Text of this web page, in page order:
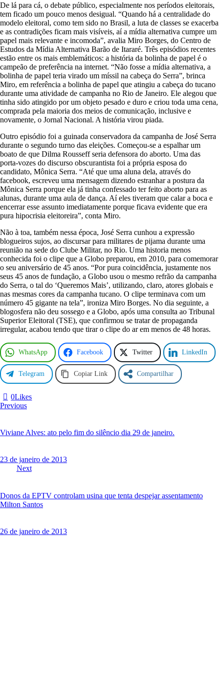
De lá para cá, o debate público, especialmente nos períodos eleitorais,
tem ficado um pouco menos desigual. “Quando há a centralidade do
modelo eleitoral, como tem sido no Brasil, a luta de classes se exacerba
e as contradições ficam mais visíveis, aí a mídia alternativa cumpre um
papel mais relevante e incomoda”, avalia Miro Borges, do Centro de
Estudos da Mídia Alternativa Barão de Itararé. Três episódios recentes
estão entre os mais emblemáticos: a história da bolinha de papel é o
campeão de preferência na internet. “Não fosse a mídia alternativa, a
bolinha de papel teria virado um míssil na cabeça do Serra”, brinca
Miro, em referência a bolinha de papel que atingiu a cabeça do tucano
durante uma atividade de campanha no Rio de Janeiro. Ele alegou que
tinha sido atingido por um objeto pesado e duro e criou toda uma cena,
comprada pela maioria dos meios de comunicação, inclusive e
novamente, o Jornal Nacional. A história virou piada.
Outro episódio foi a guinada conservadora da campanha de José Serra
durante o segundo turno das eleições. Começou-se a espalhar um
boato de que Dilma Rousseff seria defensora do aborto. Uma das
porta-vozes do discurso obscurantista foi a própria esposa do
candidato, Mônica Serra. “Até que uma aluna dela, através do
facebook, escreveu uma mensagem dizendo estranhar a postura da
Mônica Serra porque ela já tinha confessado ter feito aborto para as
alunas, durante uma aula de dança. Aí eles tiveram que calar a boca e
encerrar esse assunto imediatamente porque ficava evidente que era
pura hipocrisia eleitoreira”, conta Miro.
Não à toa, também nessa época, José Serra cunhou a expressão
blogueiros sujos, ao discursar para militares de pijama durante uma
reunião na sede do Clube Militar, no Rio. Uma historia menos
conhecida foi o clipe que a Globo preparou, em 2010, para comemorar
o seu aniversário de 45 anos. “Por pura coincidência, justamente nos
seus 45 anos de fundação, a Globo usou o mesmo refrão da campanha
do Serra, o tal do ‘Queremos Mais’, utilizando, claro, atores globais e
nas mesmas cores da campanha tucano. O clipe terminava com um
número 45 gigante na tela”, ironiza Miro Borges. No dia seguinte, a
blogosfera não deu sossego e a Globo, após uma consulta ao Tribunal
Superior Eleitoral (TSE), que confirmou se tratar de propaganda
irregular, acabou tendo que tirar o clipe do ar em menos de 48 horas.
WhatsApp Facebook Twitter LinkedIn
Telegram Copiar Link Compartilhar
0Likes
Navegação
Previous
Viviane Alves: ato pelo fim do silêncio dia 29 de janeiro.
23 de janeiro de 2013
Next
Donos da EPTV controlam usina que tenta despejar assentamento
Milton Santos
26 de janeiro de 2013